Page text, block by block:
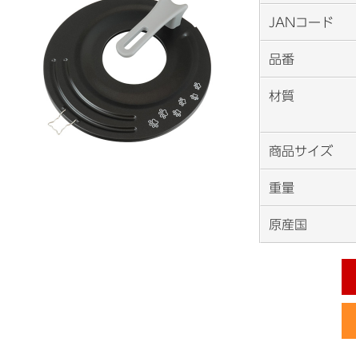
JANコード
品番
材質
商品サイズ
重量
原産国